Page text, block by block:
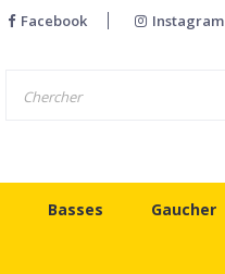
Facebook Instagram
Basses Gaucher